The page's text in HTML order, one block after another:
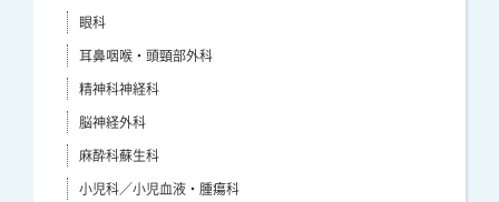
眼科
耳鼻咽喉・頭頸部外科
精神科神経科
脳神経外科
麻酔科蘇生科
小児科／小児血液・腫瘍科